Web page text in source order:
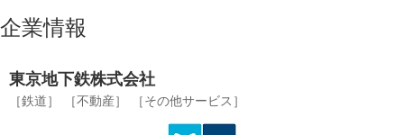
企業情報
東京地下鉄株式会社
［鉄道］ ［不動産］ ［その他サービス］